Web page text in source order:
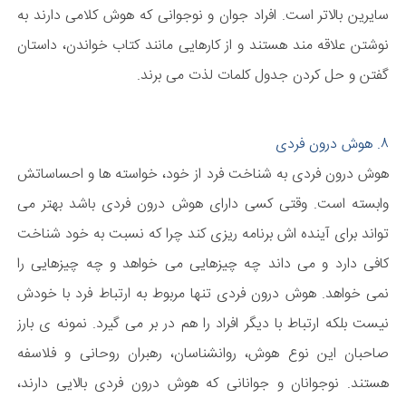
سایرین بالاتر است. افراد جوان و نوجوانی که هوش کلامی دارند به
نوشتن علاقه مند هستند و از کارهایی مانند کتاب خواندن، داستان
گفتن و حل کردن جدول کلمات لذت می برند.
۸. هوش درون فردی
هوش درون فردی به شناخت فرد از خود، خواسته ها و احساساتش
وابسته است. وقتی کسی دارای هوش درون فردی باشد بهتر می
تواند برای آینده اش برنامه ریزی کند چرا که نسبت به خود شناخت
کافی دارد و می داند چه چیزهایی می خواهد و چه چیزهایی را
نمی خواهد. هوش درون فردی تنها مربوط به ارتباط فرد با خودش
نیست بلکه ارتباط با دیگر افراد را هم در بر می گیرد. نمونه ی بارز
صاحبان این نوع هوش، روانشناسان، رهبران روحانی و فلاسفه
هستند. نوجوانان و جوانانی که هوش درون فردی بالایی دارند،